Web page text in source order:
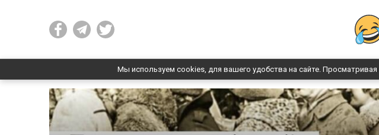
Мы используем cookies, для вашего удобства на сайте.